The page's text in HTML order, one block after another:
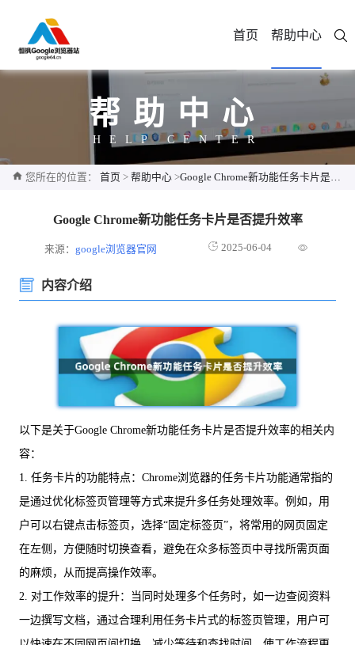
首页 帮助中心
帮助中心
HELP CENTER
您所在的位置： 首页 > 帮助中心 >Google Chrome新功能任务卡片是否提升效率
Google Chrome新功能任务卡片是否提升效率
来源：google浏览器官网 2025-06-04
内容介绍
以下是关于Google Chrome新功能任务卡片是否提升效率的相关内
容：
1. 任务卡片的功能特点：Chrome浏览器的任务卡片功能通常指的
是通过优化标签页管理等方式来提升多任务处理效率。例如，用
户可以右键点击标签页，选择“固定标签页”，将常用的网页固定
在左侧，方便随时切换查看，避免在众多标签页中寻找所需页面
的麻烦，从而提高操作效率。
2. 对工作效率的提升：当同时处理多个任务时，如一边查阅资料
一边撰写文档，通过合理利用任务卡片式的标签页管理，用户可